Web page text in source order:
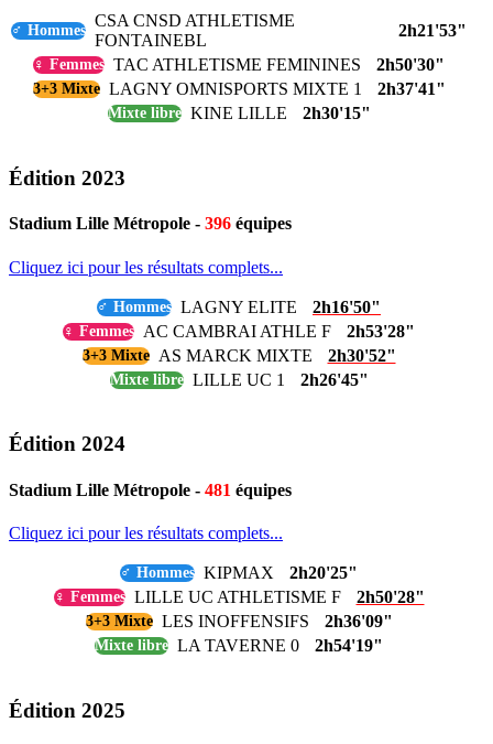
♂ Hommes
CSA CNSD ATHLETISME
FONTAINEBL
2h21'53"
♀ Femmes TAC ATHLETISME FEMININES 2h50'30"
3+3 Mixte LAGNY OMNISPORTS MIXTE 1 2h37'41"
Mixte libre KINE LILLE 2h30'15"
Édition 2023
Stadium Lille Métropole - 396 équipes
Cliquez ici pour les résultats complets...
♂ Hommes LAGNY ELITE 2h16'50"
♀ Femmes AC CAMBRAI ATHLE F 2h53'28"
3+3 Mixte AS MARCK MIXTE 2h30'52"
Mixte libre LILLE UC 1 2h26'45"
Édition 2024
Stadium Lille Métropole - 481 équipes
Cliquez ici pour les résultats complets...
♂ Hommes KIPMAX 2h20'25"
♀ Femmes LILLE UC ATHLETISME F 2h50'28"
3+3 Mixte LES INOFFENSIFS 2h36'09"
Mixte libre LA TAVERNE 0 2h54'19"
Édition 2025